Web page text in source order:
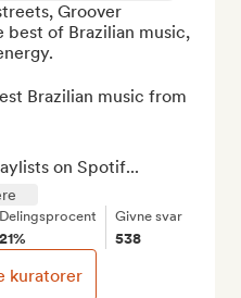
Groover
best of Brazilian music,
Brazilian music from
on Spotif...
Delingsprocent
21%
Givne svar
538
kuratorer